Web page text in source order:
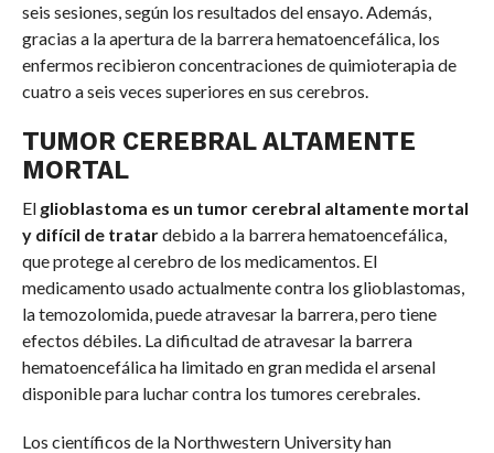
seis sesiones, según los resultados del ensayo. Además,
gracias a la apertura de la barrera hematoencefálica, los
enfermos recibieron concentraciones de quimioterapia de
cuatro a seis veces superiores en sus cerebros.
TUMOR CEREBRAL ALTAMENTE
MORTAL
El glioblastoma es un tumor cerebral altamente mortal
y difícil de tratardebido a la barrera hematoencefálica,
que protege al cerebro de los medicamentos. El
medicamento usado actualmente contra los glioblastomas,
la temozolomida, puede atravesar la barrera, pero tiene
efectos débiles. La dificultad de atravesar la barrera
hematoencefálica ha limitado en gran medida el arsenal
disponible para luchar contra los tumores cerebrales.
Los científicos de la Northwestern University han